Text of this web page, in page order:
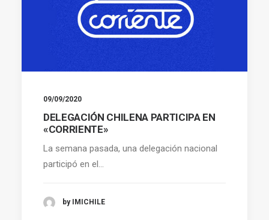
09/09/2020
DELEGACIÓN CHILENA PARTICIPA EN
«CORRIENTE»
La semana pasada, una delegación nacional
participó en el…
by IMICHILE